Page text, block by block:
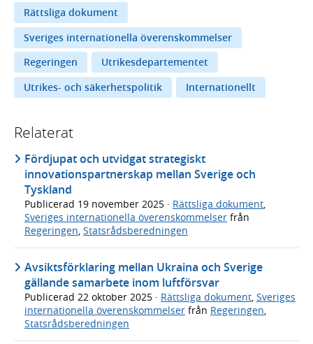
Rättsliga dokument
Sveriges internationella överenskommelser
Regeringen
Utrikesdepartementet
Utrikes- och säkerhetspolitik
Internationellt
Relaterat
Fördjupat och utvidgat strategiskt
innovationspartnerskap mellan Sverige och
Tyskland
Publicerad 19 november 2025 · Rättsliga dokument,
Sveriges internationella överenskommelser från
Regeringen, Statsrådsberedningen
Avsiktsförklaring mellan Ukraina och Sverige
gällande samarbete inom luftförsvar
Publicerad 22 oktober 2025 · Rättsliga dokument Sveriges
internationella överenskommelser från Regeringen
Statsrådsberedningen